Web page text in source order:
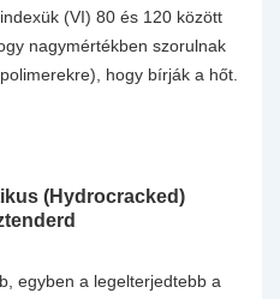
(VI) 80 és 120 között
nagymértékben szorulnak
hogy bírják a hőt.
(Hydrocracked)
egyben a legelterjedtebb a